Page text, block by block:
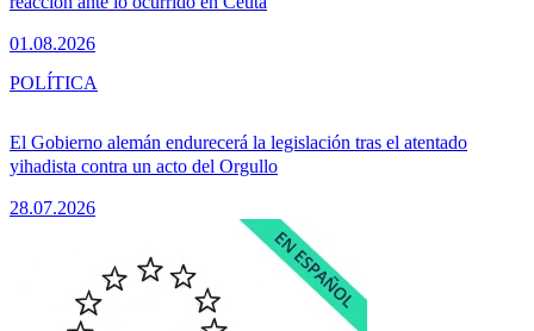
01.08.2026
El Gobierno alemán endurecerá la legislación tras el atentado
yihadista contra un acto del Orgullo
28.07.2026
POLÍTICA